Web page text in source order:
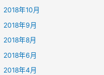
2018年10月
2018年9月
2018年8月
2018年6月
2018年4月